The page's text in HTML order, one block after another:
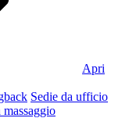
Apri
Sedie da ufficio